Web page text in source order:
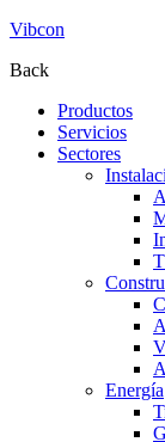
Vibcon
Back
Productos
Servicios
Sectores
Energía